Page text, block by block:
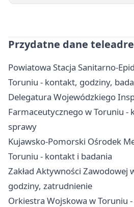
Przydatne dane
Powiatowa Stacja Sanitarno-
Toruniu - kontakt, godziny,
Delegatura Wojewódzkiego
Farmaceutycznego w Toruniu -
sprawy
Kujawsko-Pomorski Ośrodek
Toruniu - kontakt i badania
Zakład Aktywności Zawodowej
godziny, zatrudnienie
Orkiestra Wojskowa w Toruniu